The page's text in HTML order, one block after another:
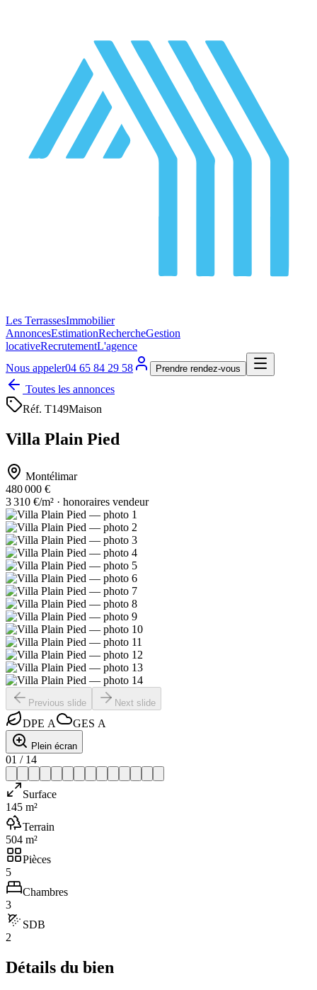
Les TerrassesImmobilier
AnnoncesEstimationRechercheGestion
locativeRecrutementL'agence
Nous appeler04 65 84 29 58 Prendre rendez-vous
Toutes les annonces
Réf. T149Maison
Villa Plain Pied
Montélimar
480 000 €
3 310 €/m² · honoraires vendeur
Previous slide Next slide
DPE A GES A
Plein écran
01 / 14
Surface
145 m²
Terrain
504 m²
Pièces
5
Chambres
3
SDB
2
Détails du bien